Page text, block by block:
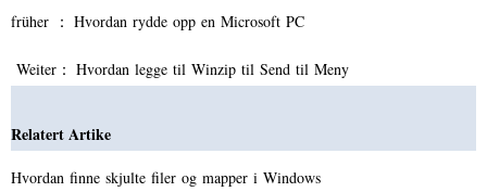
früher ： Hvordan rydde opp en Microsoft PC
Weiter： Hvordan legge til Winzip til Send til Meny
Relatert Artike
Hvordan finne skjulte filer og mapper i Windows